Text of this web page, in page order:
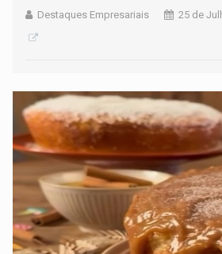
Destaques Empresariais 25 de